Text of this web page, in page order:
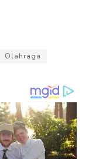
Olahraga